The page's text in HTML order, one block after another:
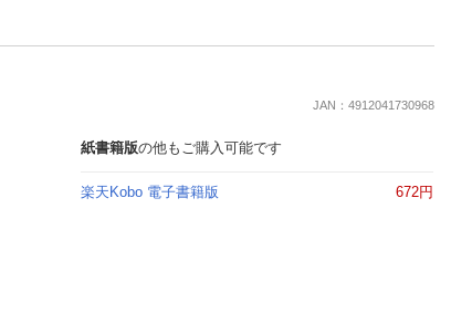
JAN：4912041730968
紙書籍版の他もご購入可能です
楽天Kobo 電子書籍版 672円